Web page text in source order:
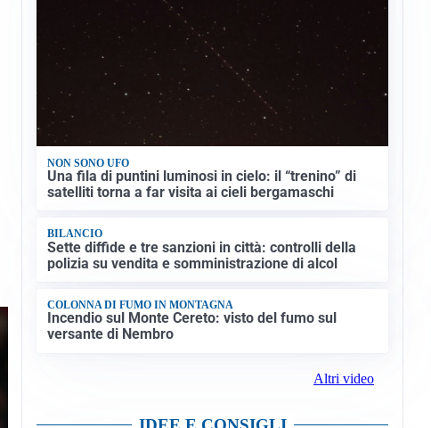
NON SONO UFO
Una fila di puntini luminosi in cielo: il “trenino” di
satelliti torna a far visita ai cieli bergamaschi
BILANCIO
Sette diffide e tre sanzioni in città: controlli della
polizia su vendita e somministrazione di alcol
COLONNA DI FUMO IN MONTAGNA
Incendio sul Monte Cereto: visto del fumo sul
versante di Nembro
Altri video